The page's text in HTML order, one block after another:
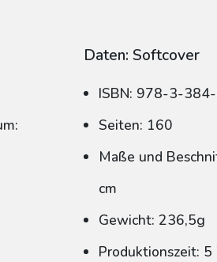
Daten: Softcover
ISBN: 978-3-
Seiten: 160
Maße und
cm
Gewicht: 236,5g
Produktionszeit: